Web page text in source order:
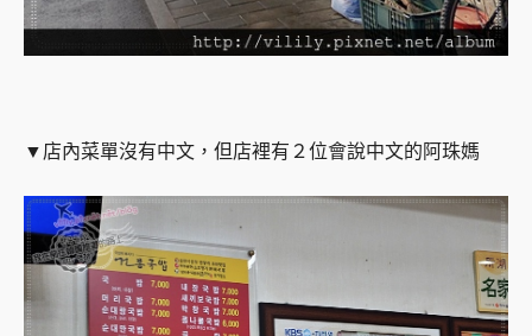
▼店內菜單沒有中文，但店裡有２位會說中文的阿珠媽